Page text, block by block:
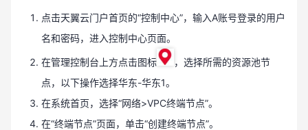
点击天翼云门户首页的“控制中心”，输入A账号登录的用户
名和密码，进入控制中心页面。
在管理控制台上方点击图标
，选择所需的资源池节
点，以下操作选择华东-华东1。
在系统首页，选择“网络>VPC终端节点”。
在“终端节点”页面，单击“创建终端节点”。